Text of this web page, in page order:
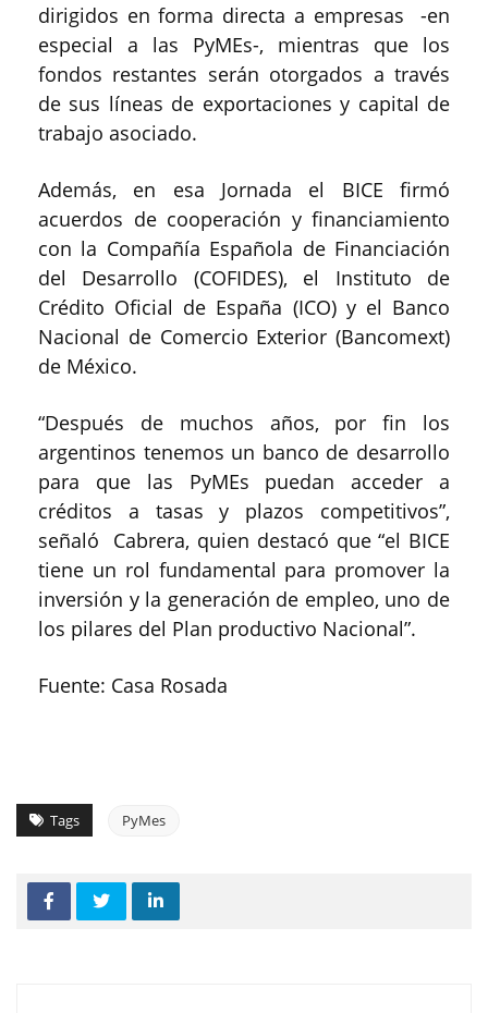
dirigidos en forma directa a empresas -en
especial a las PyMEs-, mientras que los
fondos restantes serán otorgados a través
de sus líneas de exportaciones y capital de
trabajo asociado.
Además, en esa Jornada el BICE firmó
acuerdos de cooperación y financiamiento
con la Compañía Española de Financiación
del Desarrollo (COFIDES), el Instituto de
Crédito Oficial de España (ICO) y el Banco
Nacional de Comercio Exterior (Bancomext)
de México.
“Después de muchos años, por fin los
argentinos tenemos un banco de desarrollo
para que las PyMEs puedan acceder a
créditos a tasas y plazos competitivos”,
señaló Cabrera, quien destacó que “el BICE
tiene un rol fundamental para promover la
inversión y la generación de empleo, uno de
los pilares del Plan productivo Nacional”.
Fuente: Casa Rosada
Tags PyMes